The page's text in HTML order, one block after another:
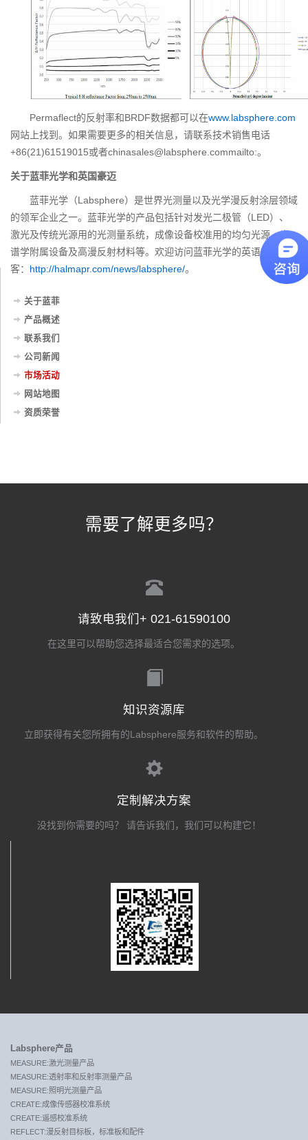
Permaflect的反射率和BRDF数据都可以在www.labsphere.com
网站上找到。如果需要更多的相关信息，请联系技术销售电话
+86(21)61519015或者chinasales@labsphere.commailto:。
关于蓝菲光学和英国豪迈
蓝菲光学（Labsphere）是世界光测量以及光学漫反射涂层领域
的领军企业之一。蓝菲光学的产品包括针对发光二极管（LED）、
激光及传统光源用的光测量系统，成像设备校准用的均匀光源，光
谱学附属设备及高漫反射材料等。欢迎访问蓝菲光学的英语新闻博
客： http://halmapr.com/news/labsphere/。
关于蓝菲
产品概述
联系我们
公司新闻
市场活动
网站地图
资质荣誉
需要了解更多吗？
请致电我们+ 021-61590100
在这里可以帮助您选择最适合您需求的选项。
知识资源库
立即获得有关您所拥有的Labsphere服务和软件的帮助。
定制解决方案
没找到你需要的吗？ 请告诉我们，我们可以构建它！
Labsphere产品
MEASURE:激光测量产品
MEASURE:透射率和反射率测量产品
MEASURE:照明光测量产品
CREATE:成像传感器校准系统
CREATE:遥感校准系统
REFLECT:漫反射目标板，标准板和配件